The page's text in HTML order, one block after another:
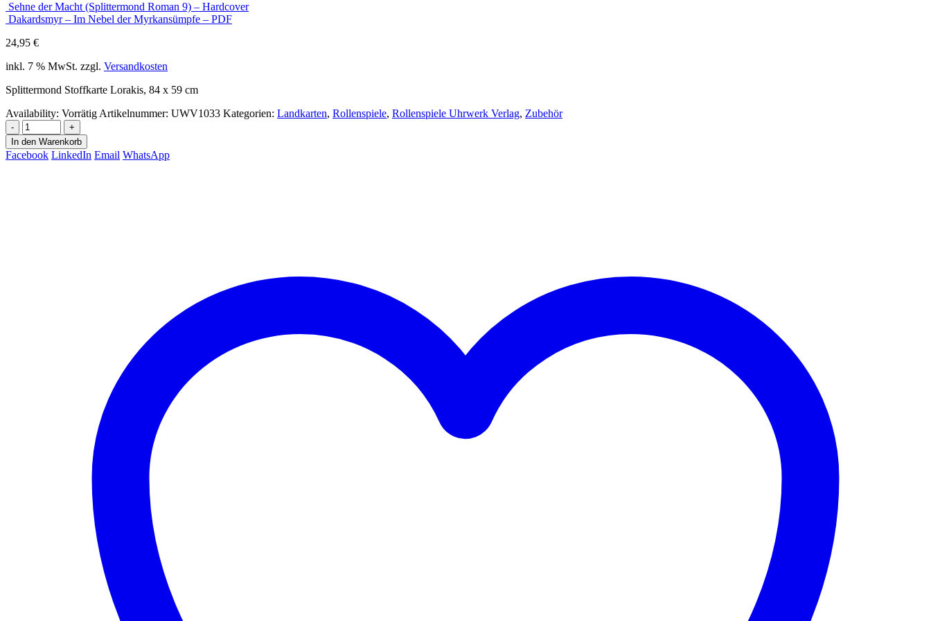
Sehne der Macht (Splittermond Roman 9) – Hardcover
Dakardsmyr – Im Nebel der Myrkansümpfe – PDF
24,95 €
inkl. 7 % MwSt. zzgl. Versandkosten
Splittermond Stoffkarte Lorakis, 84 x 59 cm
Availability: Vorrätig Artikelnummer: UWV1033 Kategorien: Landkarten, Rollenspiele, Rollenspiele Uhrwerk Verlag, Zubehör
-
+
In den Warenkorb
Facebook LinkedIn Email WhatsApp